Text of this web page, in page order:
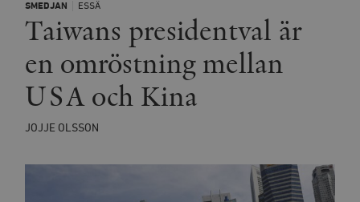
SMEDJAN ESSÄ
Taiwans presidentval är
en omröstning mellan
USA och Kina
JOJJE OLSSON